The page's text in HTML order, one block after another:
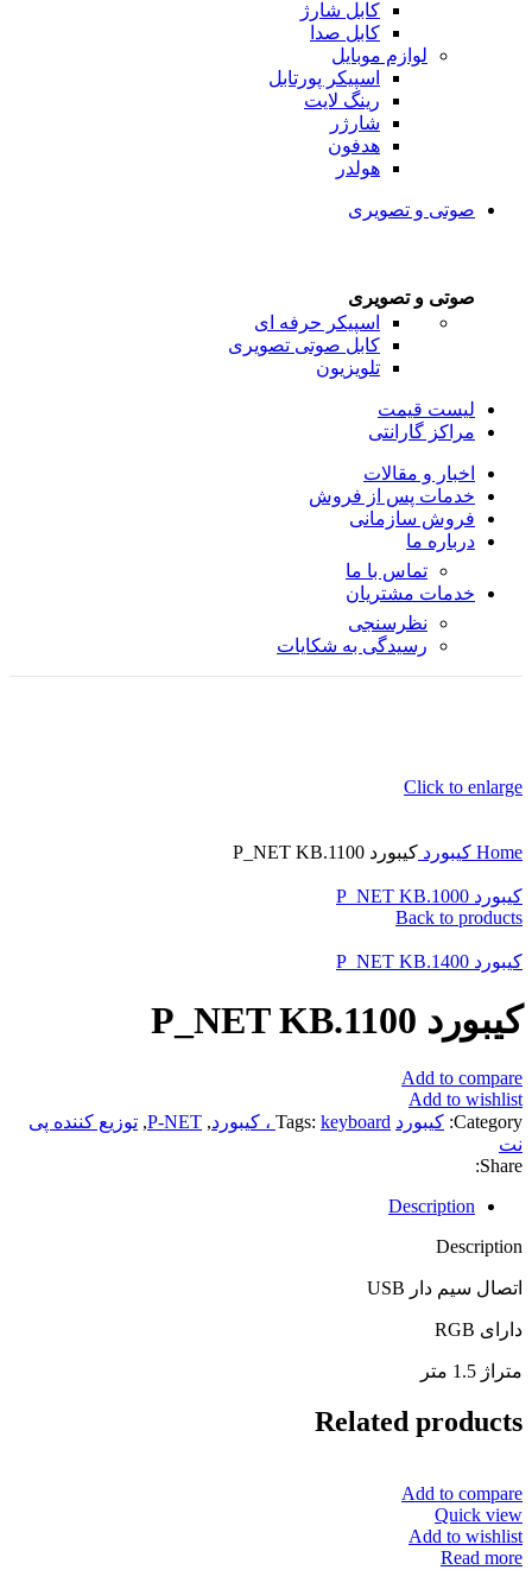
کابل شارژ
کابل صدا
لوازم موبایل
اسپیکر پورتابل
رینگ لایت
شارژر
هدفون
هولدر
صوتی و تصویری
صوتی و تصویری
اسپیکر حرفه ای
کابل صوتی تصویری
تلویزیون
لیست قیمت
مراکز گارانتی
اخبار و مقالات
خدمات پس از فروش
فروش سازمانی
درباره ما
تماس با ما
خدمات مشتریان
نظرسنجی
رسیدگی به شکایات
Click to enlarge
Home کیبورد کیبورد P_NET KB.1100
کیبورد P_NET KB.1000
Back to products
کیبورد P_NET KB.1400
کیبورد P_NET KB.1100
Add to compare
Add to wishlist
Category: کیبورد Tags: keyboard ، کیبورد ,
P-NET
, توزیع کننده پی
نت
Share:
Description
Description
اتصال سیم دار USB
دارای RGB
متراژ 1.5 متر
Related products
Add to compare
Quick view
Add to wishlist
Read more